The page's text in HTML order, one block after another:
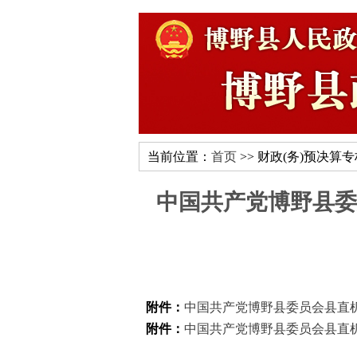
当前位置： 首页 >> 财政(务)预决算专
中国共产党博野县
附件： 中国共产党博野县委员会县直
附件： 中国共产党博野县委员会县直